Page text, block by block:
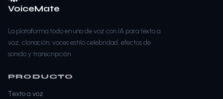
VoiceMate
La plataforma todo en uno de voz con IA para texto a
voz, clonación, voces estilo celebridad, efectos de
sonido y transcripción.
PRODUCTO
Texto a voz